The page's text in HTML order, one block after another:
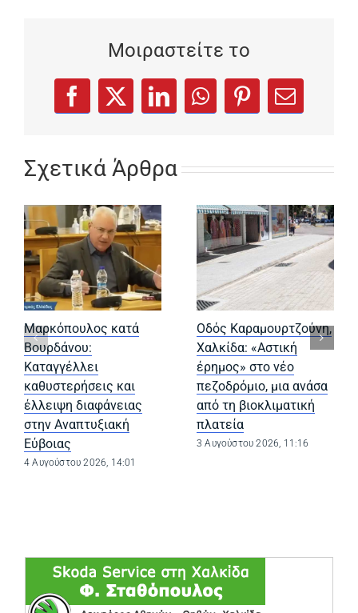
Μοιραστείτε το
Facebook
(opens in a new tab)
X
(opens in a new tab)
LinkedIn
(opens in a new tab)
WhatsApp
(opens in a new tab)
Pinterest
(opens in a
Email
Σχετικά Άρθρα
Μαρκόπουλος κατά
Βουρδάνου:
Καταγγέλλει
καθυστερήσεις και
έλλειψη διαφάνειας
στην Αναπτυξιακή
Εύβοιας
4 Αυγούστου 2026, 14:01
Οδός Καραμουρτζούνη,
Χαλκίδα: «Αστική
έρημος» στο νέο
πεζοδρόμιο, μια ανάσα
από τη βιοκλιματική
πλατεία
3 Αυγούστου 2026, 11:16